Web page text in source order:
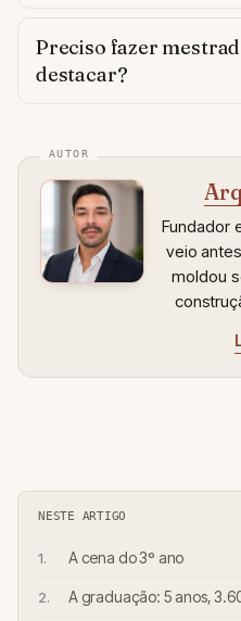
Preciso fazer
destacar?
Fundador
veio
moldou
NESTE ARTIGO
A cena do 3º ano
A graduação: 5 anos,